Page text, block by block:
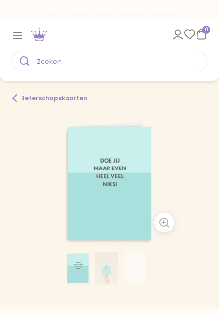
0
Beterschapskaarten